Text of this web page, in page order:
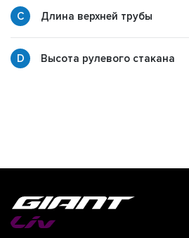
Длина верхней трубы
Высота рулевого стакана